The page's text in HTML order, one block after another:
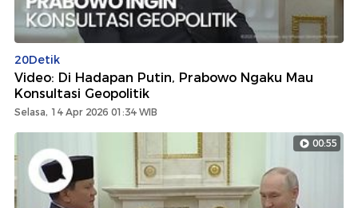
20Detik
Video: Di Hadapan Putin, Prabowo Ngaku Mau
Konsultasi Geopolitik
Selasa, 14 Apr 2026 01:34 WIB
00:55